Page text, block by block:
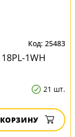
25483
1WH
21 шт.